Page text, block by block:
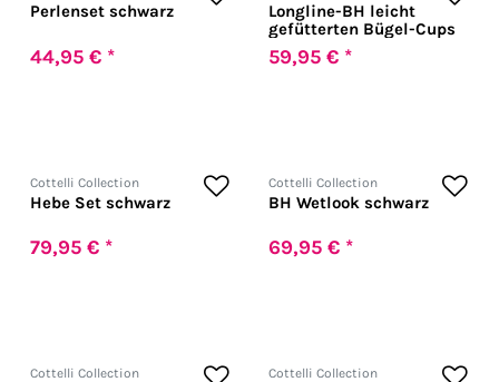
Perlenset schwarz
44,95 € *
Longline-BH leicht
gefütterten Bügel-Cups
59,95 € *
Cottelli Collection
Hebe Set schwarz
79,95 € *
Cottelli Collection
BH Wetlook schwarz
69,95 € *
Cottelli Collection Cottelli Collection